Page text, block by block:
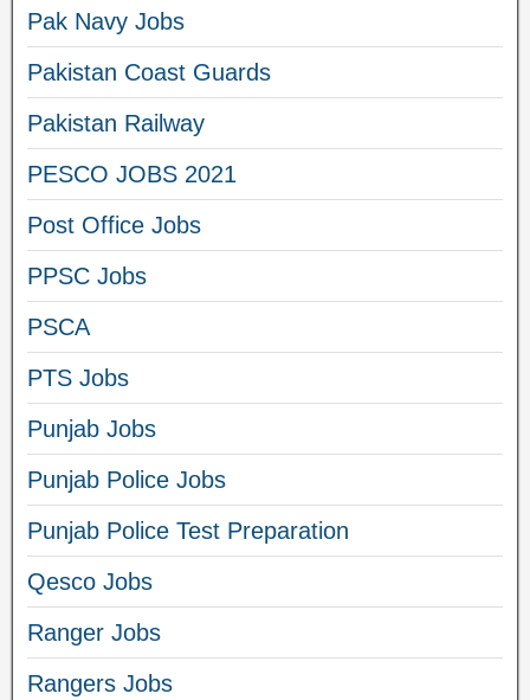
Pak Navy Jobs
Pakistan Coast Guards
Pakistan Railway
PESCO JOBS 2021
Post Office Jobs
PPSC Jobs
PSCA
PTS Jobs
Punjab Jobs
Punjab Police Jobs
Punjab Police Test Preparation
Qesco Jobs
Ranger Jobs
Rangers Jobs